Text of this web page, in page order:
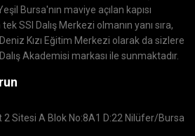
Bursa'nın maviye açılan kapısı
SSI Dalış Merkezi olmanın yanı sıra,
Kızı Eğitim Merkezi olarak da sizlere
Akademisi markası ile sunmaktadır.
Sitesi A Blok No:8A1 D:22 Nilüfer/Bursa